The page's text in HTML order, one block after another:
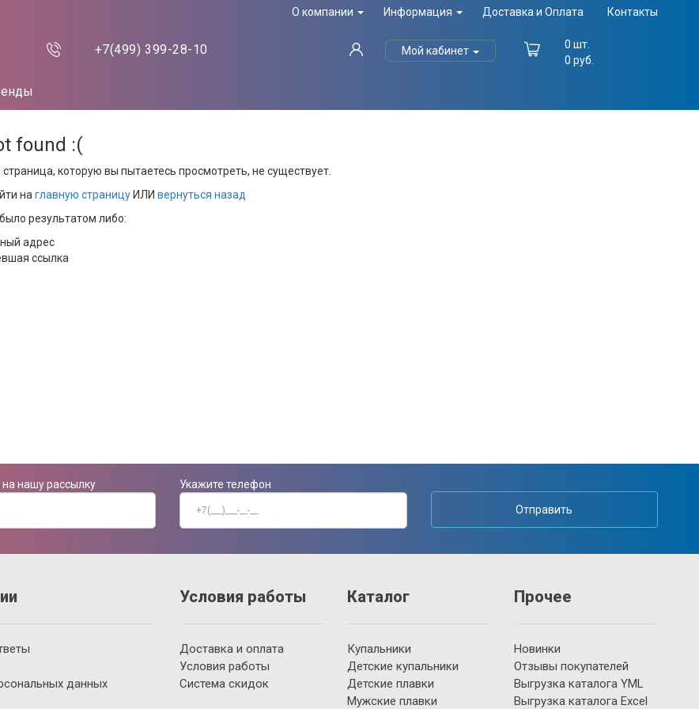
О компании Информация Доставка и Оплата Контакты
+7(499) 399-28-10 Мой кабинет
0 шт.
0 руб.
found :(
страница, которую вы пытаетесь просмотреть, не существует.
на главную страницу ИЛИ вернуться назад
результатом либо:
адрес
ссылка
нашу рассылку
Укажите телефон
Отправить
данных
Условия работы
Доставка и оплата
Условия работы
Система скидок
Каталог
Купальники
Детские купальники
Детские плавки
Мужские плавки
Прочее
Новинки
Отзывы покупателей
Выгрузка каталога YML
Выгрузка каталога Excel